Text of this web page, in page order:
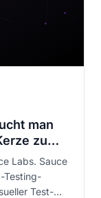
man
zu
Labs. Sauce
Testing-
Test-